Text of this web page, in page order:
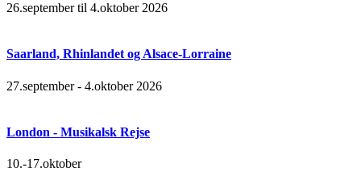
26.september til 4.oktober 2026
Saarland, Rhinlandet og Alsace-Lorraine
27.september - 4.oktober 2026
London - Musikalsk Rejse
10.-17.oktober